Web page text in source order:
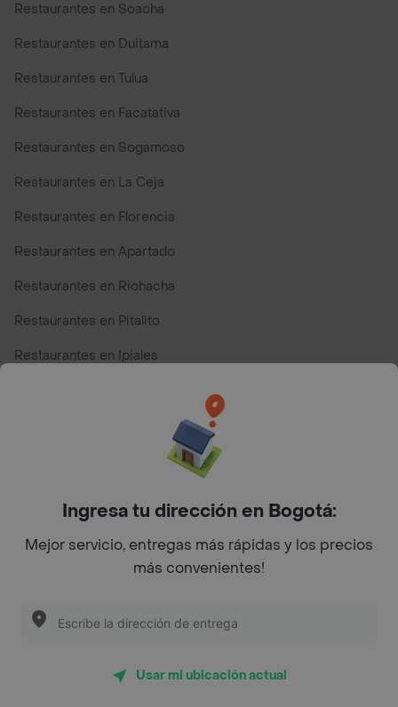
Restaurantes en Soacha
Restaurantes en Duitama
Restaurantes en Tulua
Restaurantes en Facatativa
Restaurantes en Sogamoso
Restaurantes en La Ceja
Restaurantes en Florencia
Restaurantes en Apartado
Restaurantes en Riohacha
Restaurantes en Pitalito
Restaurantes en Ipiales
Top Marcas y Cadenas de Restaurantes
Encuéntranos en estos países
App Store Google play
Restaurantes cerca de mi para pedir Comida a Domicilio -
Ingresa tu dirección en Bogotá:
Mejor servicio, entregas más rápidas y los precios
más convenientes!
Usar mi ubicación actual